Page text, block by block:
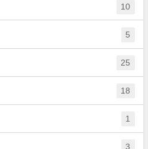
10
5
25
18
1
3